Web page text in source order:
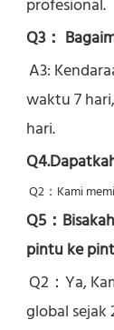
profesional.
Q3：
A3:
waktu 7
hari.
Q2： Kami
Q5：
pintu ke
Q2：Ya,
global sejak